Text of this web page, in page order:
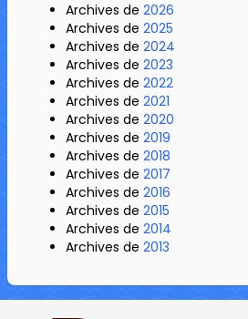
Archives de 2026
Archives de 2025
Archives de 2024
Archives de 2023
Archives de 2022
Archives de 2021
Archives de 2020
Archives de 2019
Archives de 2018
Archives de 2017
Archives de 2016
Archives de 2015
Archives de 2014
Archives de 2013